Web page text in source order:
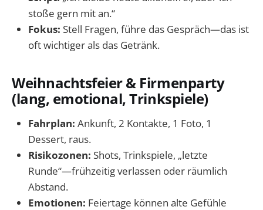
stoße gern mit an.“
Fokus: Stell Fragen, führe das Gespräch—das ist
oft wichtiger als das Getränk.
Weihnachtsfeier & Firmenparty
(lang, emotional, Trinkspiele)
Fahrplan: Ankunft, 2 Kontakte, 1 Foto, 1
Dessert, raus.
Risikozonen: Shots, Trinkspiele, „letzte
Runde“—frühzeitig verlassen oder räumlich
Abstand.
Emotionen: Feiertage können alte Gefühle